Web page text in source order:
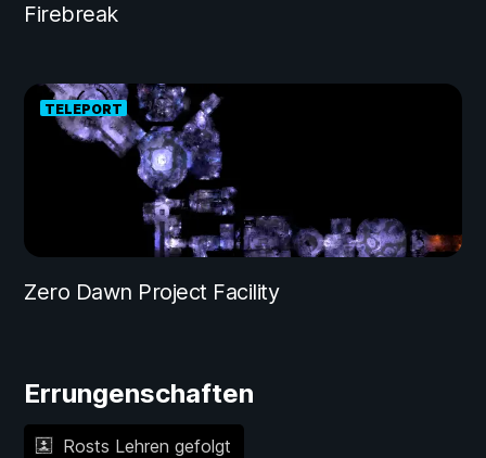
Firebreak
TELEPORT
Zero Dawn Project Facility
Errungenschaften
Rosts Lehren gefolgt